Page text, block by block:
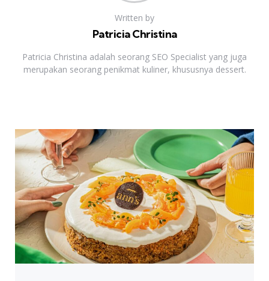
Written by
Patricia Christina
Patricia Christina adalah seorang SEO Specialist yang juga
merupakan seorang penikmat kuliner, khususnya dessert.
navigation